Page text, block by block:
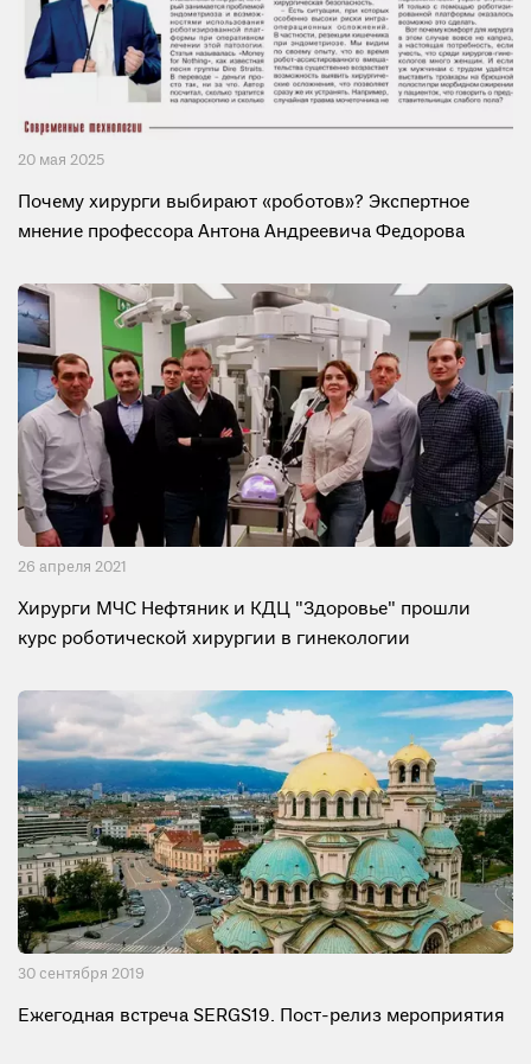
20 мая 2025
Почему хирурги выбирают «роботов»? Экспертное
мнение профессора Антона Андреевича Федорова
26 апреля 2021
Хирурги МЧС Нефтяник и КДЦ "Здоровье" прошли
курс роботической хирургии в гинекологии
30 сентября 2019
Ежегодная встреча SERGS19. Пост-релиз мероприятия